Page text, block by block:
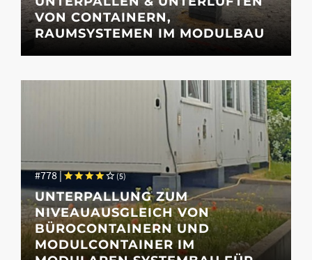
VON CONTAINERN,
RAUMSYSTEMEN IM MODULBAU
#789 | (1)
UNTERPALLEN & UNTERLÜFTEN
VON CONTAINERN,
RAUMSYSTEMEN IM MODULBAU
Stapelbare Unterlegplatten aus PVC für Container, Raumsysteme im
Modulbau als druckstabile Unterlage & Auflager zum Nivellieren,
#778 | (5)
UNTERPALLUNG ZUM
NIVEAUAUSGLEICH VON
BÜROCONTAINERN UND
MODULCONTAINER IM